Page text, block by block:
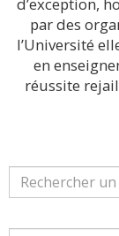
par des
l’Université
en
réussite